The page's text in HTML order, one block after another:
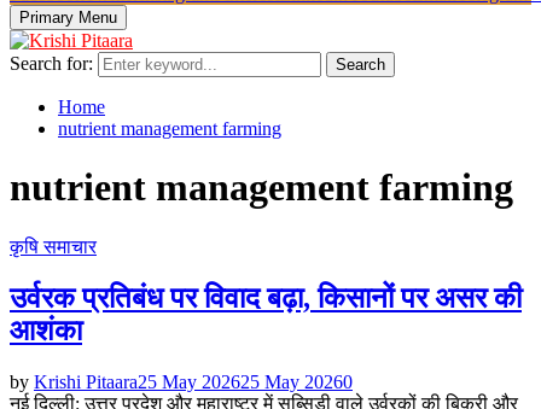
Primary Menu
Search for: Search
Home
nutrient management farming
nutrient management farming
कृषि समाचार
उर्वरक प्रतिबंध पर विवाद बढ़ा, किसानों पर असर की
आशंका
by Krishi Pitaara25 May 202625 May 20260
नई दिल्ली: उत्तर प्रदेश और महाराष्ट्र में सब्सिडी वाले उर्वरकों की बिक्री और